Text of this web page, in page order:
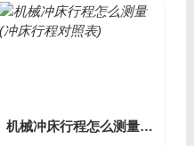
设备，而连...
机械冲床行程怎么测量(冲床行程对照表)